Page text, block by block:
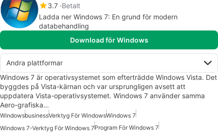
3.7 Betalt
Ladda ner Windows 7: En grund för modern
databehandling
Download för Windows
Andra plattformar
Windows 7 är operativsystemet som efterträdde Windows Vista. Det
byggdes på Vista-kärnan och var ursprungligen avsett att
uppdatera Vista-operativsystemet. Windows 7 använder samma
Aero-grafiska…
WindowsbusinessVerktyg För WindowsWindows 7
Windows 7-Verktyg För Windows 7Program För Windows 7